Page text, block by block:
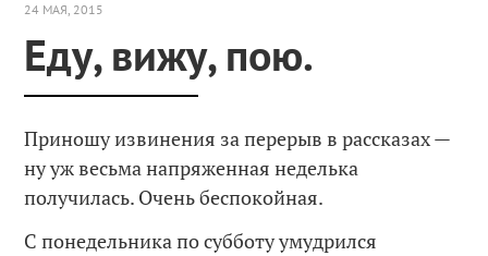
24 МАЯ, 2015
Еду, вижу, пою.
Приношу извинения за перерыв в рассказах —
ну уж весьма напряженная неделька
получилась. Очень беспокойная.
С понедельника по субботу умудрился